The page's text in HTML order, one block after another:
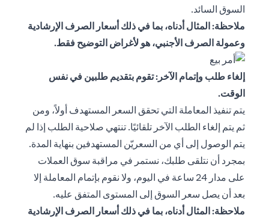
السوق السائد.
ملاحظة: المثال أدناه، بما في ذلك أسعار الصرف الإرشادية
وعمولة الصرف الأجنبي، هو لأغراض التوضيح فقط.
إلغاء طلب وإتمام الآخر: تقوم بتقديم طلبين في نفس
الوقت.
يتم تنفيذ المعاملة التي تحقق السعر المستهدف أولاً، ومن
ثم يتم إلغاء الطلب الآخر تلقائيًا. تنتهي صلاحية الطلب إذا لم
يتم الوصول إلى أي من السعريّن المستهدفين بنهاية المدة.
بمجرد أن نتلقى طلبك، نستمر في مراقبة سوق العملات
على مدار 24 ساعة في اليوم، ولا نقوم بإتمام المعاملة إلا
بعد أن يصل سعر السوق إلى المستوى المتفق عليه.
ملاحظة: المثال أدناه، بما في ذلك أسعار الصرف الإرشادية